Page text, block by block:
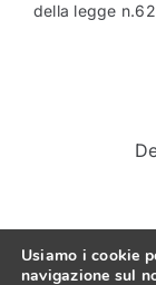
della legge
Usiamo i cookie
navigazione sul